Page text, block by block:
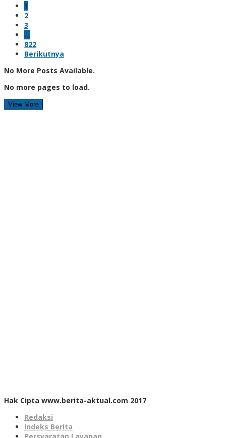
1
2
3
…
822
Berikutnya
No More Posts Available.
No more pages to load.
View More
Hak Cipta www.berita-aktual.com 2017
Redaksi
Indeks Berita